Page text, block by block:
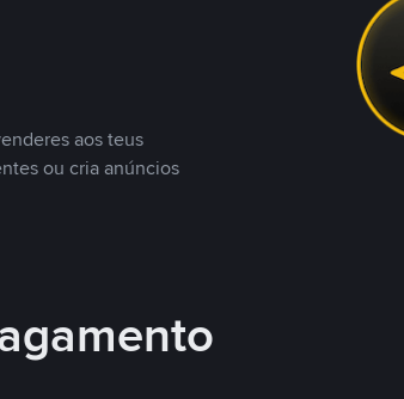
aos teus
ou cria anúncios